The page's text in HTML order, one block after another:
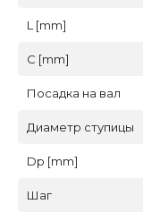
L [mm]
C [mm]
Посадка на вал
Диаметр ступицы
Dp [mm]
Шаг